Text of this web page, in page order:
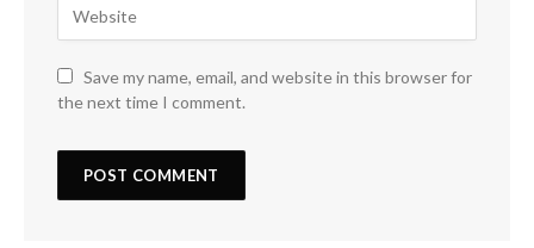
Save my name, email, and website in this browser for
the next time I comment.